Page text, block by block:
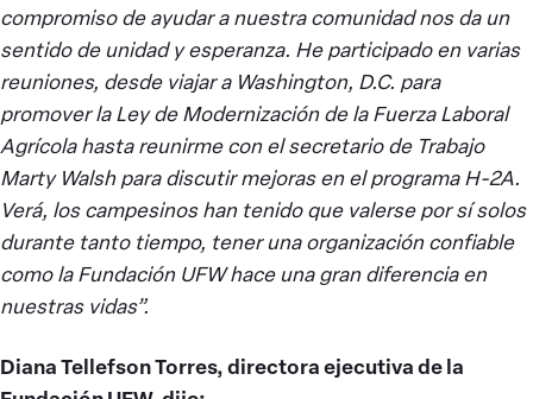
compromiso de ayudar a nuestra comunidad nos da un
sentido de unidad y esperanza. He participado en varias
reuniones, desde viajar a Washington, D.C. para
promover la Ley de Modernización de la Fuerza Laboral
Agrícola hasta reunirme con el secretario de Trabajo
Marty Walsh para discutir mejoras en el programa H-2A.
Verá, los campesinos han tenido que valerse por sí solos
durante tanto tiempo, tener una organización confiable
como la Fundación UFW hace una gran diferencia en
nuestras vidas”.
Diana Tellefson Torres, directora ejecutiva de la